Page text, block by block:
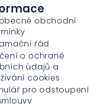
obchodní
řád
o ochraně
údajů a
cookies
pro odstoupení